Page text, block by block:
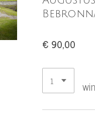
€ 90,00